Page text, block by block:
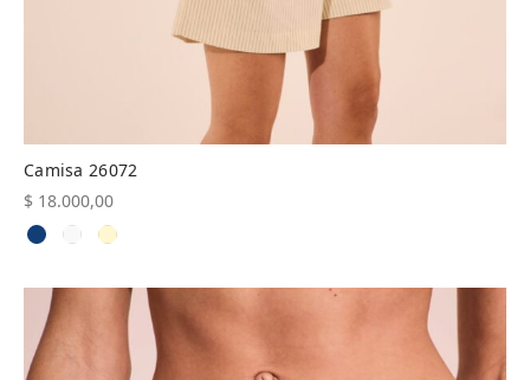
Camisa 26072
$ 18.000,00